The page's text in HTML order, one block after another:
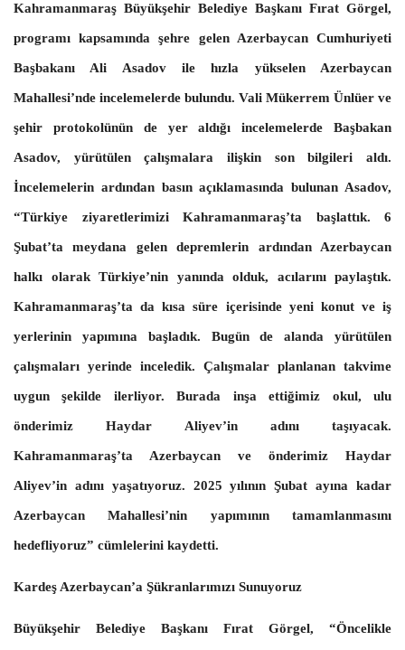
Kahramanmaraş Büyükşehir Belediye Başkanı Fırat Görgel,
programı kapsamında şehre gelen Azerbaycan Cumhuriyeti
Başbakanı Ali Asadov ile hızla yükselen Azerbaycan
Mahallesi’nde incelemelerde bulundu. Vali Mükerrem Ünlüer ve
şehir protokolünün de yer aldığı incelemelerde Başbakan
Asadov, yürütülen çalışmalara ilişkin son bilgileri aldı.
İncelemelerin ardından basın açıklamasında bulunan Asadov,
“Türkiye ziyaretlerimizi Kahramanmaraş’ta başlattık. 6
Şubat’ta meydana gelen depremlerin ardından Azerbaycan
halkı olarak Türkiye’nin yanında olduk, acılarını paylaştık.
Kahramanmaraş’ta da kısa süre içerisinde yeni konut ve iş
yerlerinin yapımına başladık. Bugün de alanda yürütülen
çalışmaları yerinde inceledik. Çalışmalar planlanan takvime
uygun şekilde ilerliyor. Burada inşa ettiğimiz okul, ulu
önderimiz Haydar Aliyev’in adını taşıyacak.
Kahramanmaraş’ta Azerbaycan ve önderimiz Haydar
Aliyev’in adını yaşatıyoruz. 2025 yılının Şubat ayına kadar
Azerbaycan Mahallesi’nin yapımının tamamlanmasını
hedefliyoruz” cümlelerini kaydetti.
Kardeş Azerbaycan’a Şükranlarımızı Sunuyoruz
Büyükşehir Belediye Başkanı Fırat Görgel, “Öncelikle